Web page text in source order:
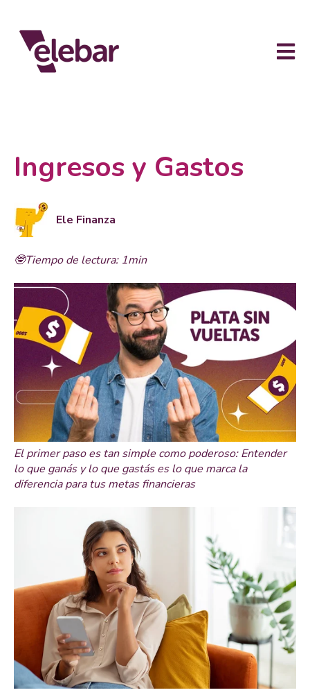
Abrir
Ingresos y Gastos
Ele Finanza
🤓Tiempo de lectura: 1min
El primer paso es tan simple como poderoso: Entender
lo que ganás y lo que gastás es lo que marca la
diferencia para tus metas financieras